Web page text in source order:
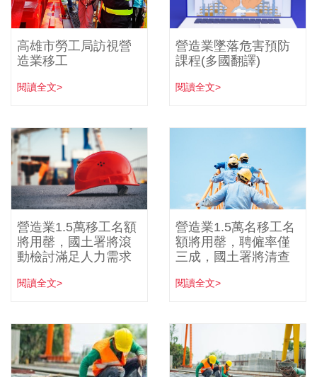
高雄市勞工局訪視營
造業移工
閱讀全文>
營造業墜落危害預防
課程(多國翻譯)
閱讀全文>
營造業1.5萬移工名額
將用罄，國土署將滾
動檢討滿足人力需求
閱讀全文>
營造業1.5萬名移工名
額將用罄，聘僱率僅
三成，國土署將清查
閱讀全文>